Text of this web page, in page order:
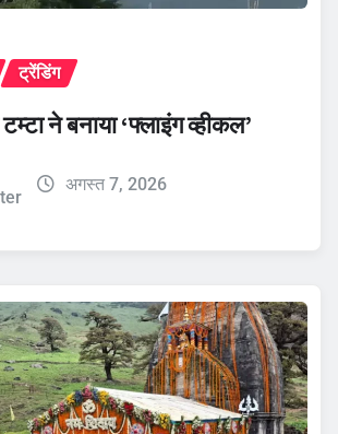
ट्रेंडिंग
ने बनाया ‘फ्लाइंग व्हीकल’
अगस्त 7, 2026